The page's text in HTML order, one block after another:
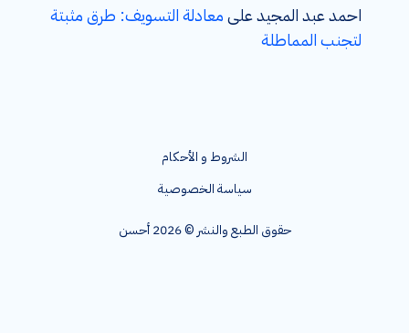
احمد عبد المجيدعلىمعادلة التسويف: طرق مثبتة
لتجنب المماطلة
الشروط و الأحكام
سياسة الخصوصية
حقوق الطبع والنشر © 2026 أحسن